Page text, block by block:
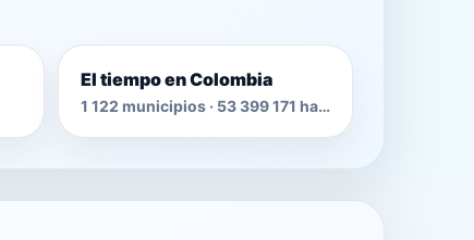
El tiempo en Colombia
1 122 municipios · 53 399 171 habitantes